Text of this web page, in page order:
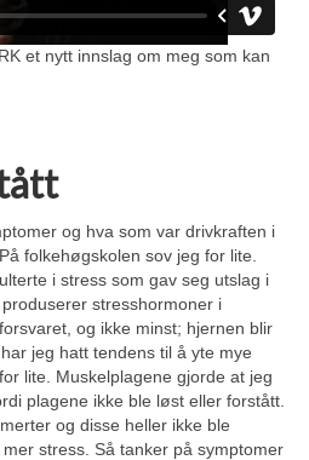
et nytt innslag om meg som kan
og hva som var drivkraften i
folkehøgskolen sov jeg for lite.
i stress som gav seg utslag i
stresshormoner i
og ikke minst; hjernen blir
jeg hatt tendens til å yte mye
lite. Muskelplagene gjorde at jeg
plagene ikke ble løst eller forstått.
og disse heller ikke ble
stress. Så tanker på symptomer